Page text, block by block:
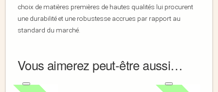
choix de matières premières de hautes qualités lui procurent
une durabilité et une robustesse accrues par rapport au
standard du marché.
Vous aimerez peut-être aussi…